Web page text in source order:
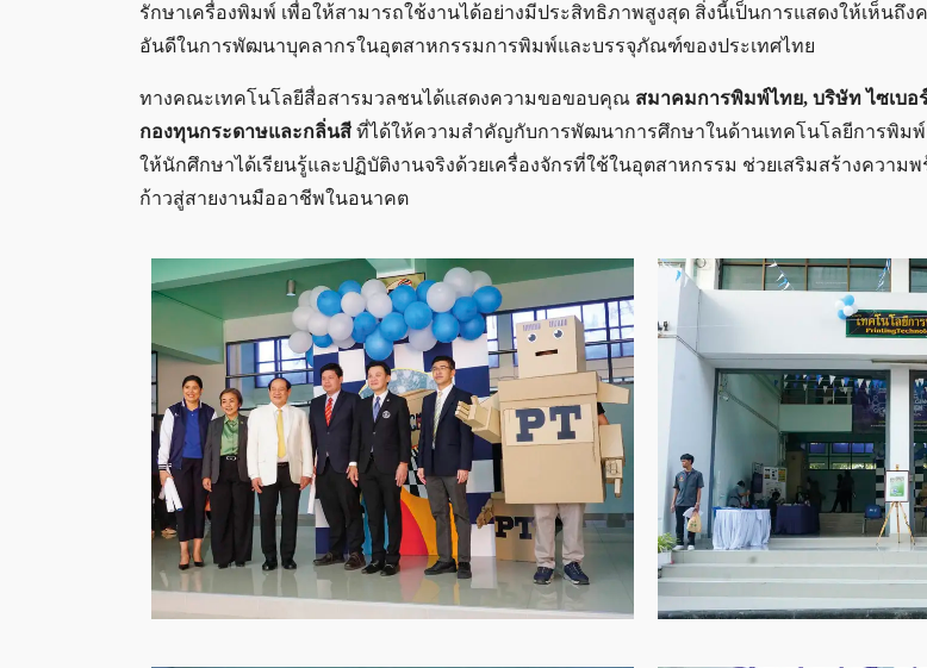
รักษาเครื่องพิมพ์ เพื่อให้สามารถใช้งานได้อย่างมีประสิทธิภาพสูงสุด สิ่งนี้เป็นการแสดงให้เห็นถึ
อันดีในการพัฒนาบุคลากรในอุตสาหกรรมการพิมพ์และบรรจุภัณฑ์ของประเทศไทย
ทางคณะเทคโนโลยีสื่อสารมวลชนได้แสดงความขอขอบคุณ สมาคมการพิมพ์ไทย, บริษัท ไซเบอ
กองทุนกระดาษและกลิ่นสี ที่ได้ให้ความสำคัญกับการพัฒนาการศึกษาในด้านเทคโนโลยีการพิมพ์
ให้นักศึกษาได้เรียนรู้และปฏิบัติงานจริงด้วยเครื่องจักรที่ใช้ในอุตสาหกรรม ช่วยเสริมสร้างความ
ก้าวสู่สายงานมืออาชีพในอนาคต